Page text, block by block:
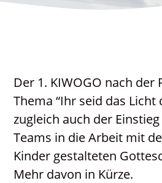
Gottesdienstordnung
Katholisches
Kontakt
Neuigkeiten
PGR / PKR
Der 1. KIWOGO nach der
Thema “Ihr seid das Licht
zugleich auch der
Teams in die Arbeit mit
Kinder gestalteten
Mehr davon in Kürze.